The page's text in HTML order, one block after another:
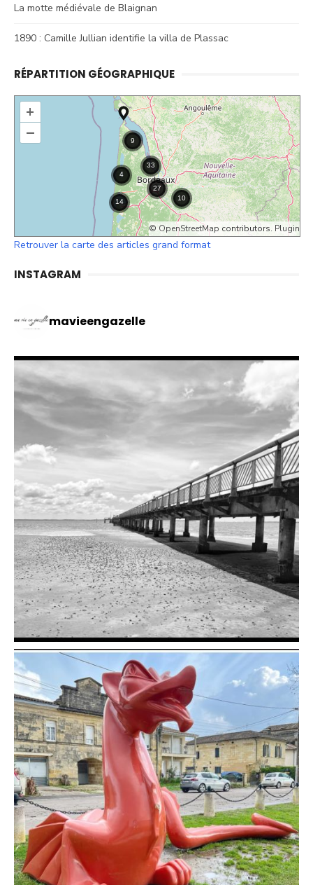
La motte médiévale de Blaignan
1890 : Camille Jullian identifie la villa de Plassac
RÉPARTITION GÉOGRAPHIQUE
+
–
© OpenStreetMap contributors. Plugin
Retrouver la carte des articles grand format
INSTAGRAM
mavieengazelle